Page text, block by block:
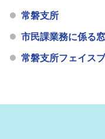
常磐支所
市民課業務に係る
常磐支所フェイス